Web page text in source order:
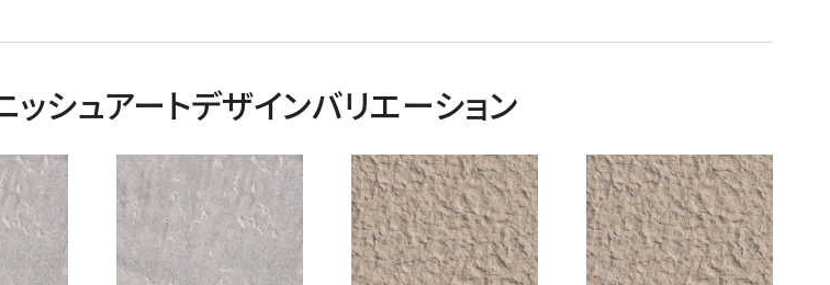
シュアートデザインバリエーション